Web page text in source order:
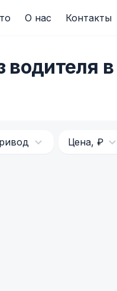
О нас Контакты
водителя
Цена, ₽